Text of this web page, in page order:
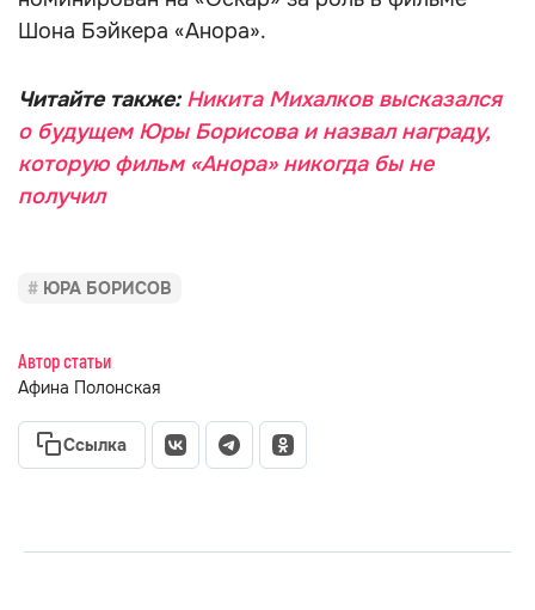
Шона Бэйкера «Анора».
Читайте также: Никита Михалков высказался
о будущем Юры Борисова и назвал награду,
которую фильм «Анора» никогда бы не
получил
ЮРА БОРИСОВ
Автор статьи
Афина Полонская
Ссылка